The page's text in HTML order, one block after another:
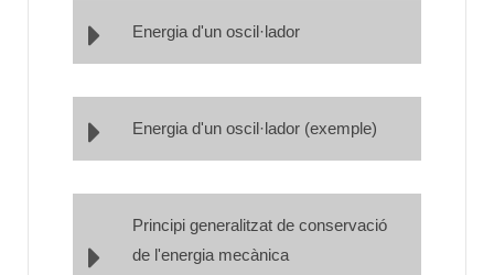
Energia d'un oscil·lador
Energia d'un oscil·lador (exemple)
Principi generalitzat de conservació
de l'energia mecànica